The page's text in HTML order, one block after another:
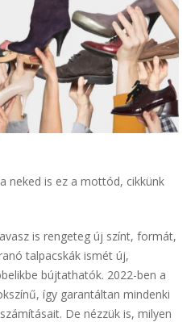
neked is ez a mottód, cikkünk
is rengeteg új színt, formát,
talpacskák ismét új,
bújtathatók. 2022-ben a
így garantáltan mindenki
De nézzük is, milyen